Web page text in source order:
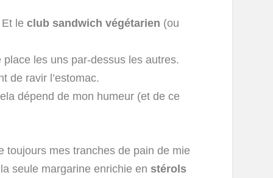
le club sandwich végétarien (ou
les uns par-dessus les autres.
de ravir l’estomac.
dépend de mon humeur (et de ce
toujours mes tranches de pain de mie
seule margarine enrichie en stérols